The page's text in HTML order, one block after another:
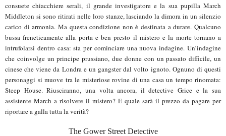
consuete chiacchiere serali, il grande investigatore e la sua pupilla March
Middleton si sono ritirati nelle loro stanze, lasciando la dimora in un silenzio
carico di armonia. Ma questa condizione non è destinata a durare. Qualcuno
bussa freneticamente alla porta e ben presto il mistero e la morte tornano a
intrufolarsi dentro casa: sta per cominciare una nuova indagine. Un’indagine
che coinvolge un principe prussiano, due donne con un passato difficile, un
cinese che viene da Londra e un gangster dal volto ignoto. Ognuno di questi
personaggi si muove tra le misteriose rovine di una casa un tempo rinomata:
Steep House. Riusciranno, una volta ancora, il detective Grice e la sua
assistente March a risolvere il mistero? E quale sarà il prezzo da pagare per
riportare a galla tutta la verità?
The Gower Street Detective